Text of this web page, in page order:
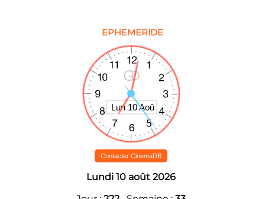
EPHEMERIDE
Contacter CinemaDB
Lundi 10 août 2026